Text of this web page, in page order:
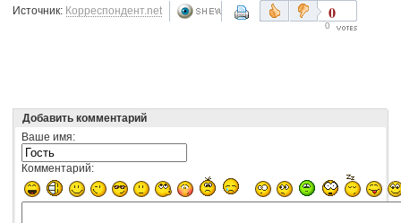
Источник: Корреспондент.net 0
0
Добавить комментарий
Ваше имя:
Комментарий: